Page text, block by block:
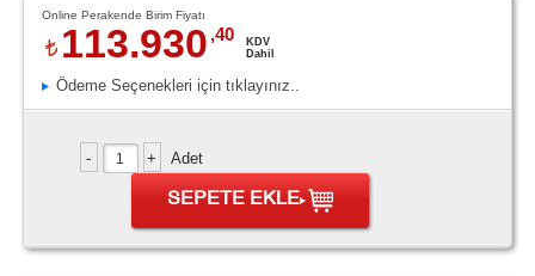
Online Perakende Birim Fiyatı
113.930 ,40
KDV
Dahil
Ödeme Seçenekleri için tıklayınız..
Adet
SEPETE EKLE